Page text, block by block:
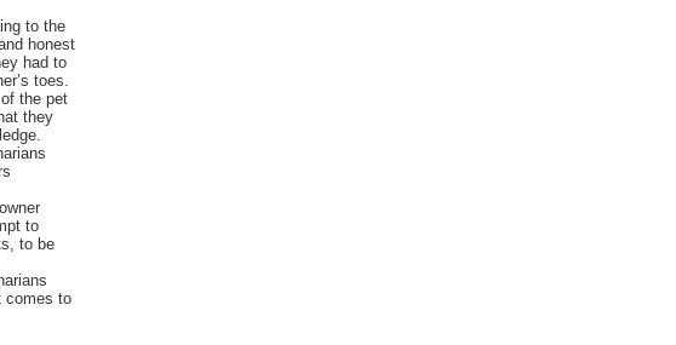
to the
honest
had to
toes.
the pet
they
to
to be
comes to